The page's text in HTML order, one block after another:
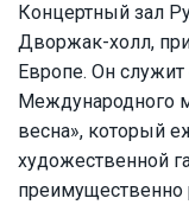
Концертный зал
Дворжак-холл,
Европе. Он
Международного
весна», который
художественной